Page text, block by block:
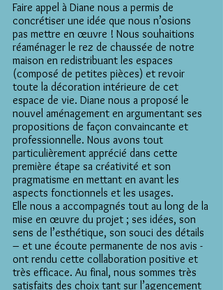
Faire appel à Diane nous a permis de
concrétiser une idée que nous n’osions
pas mettre en œuvre ! Nous souhaitions
réaménager le rez de chaussée de notre
maison en redistribuant les espaces
(composé de petites pièces) et revoir
toute la décoration intérieure de cet
espace de vie. Diane nous a proposé le
nouvel aménagement en argumentant ses
propositions de façon convaincante et
professionnelle. Nous avons tout
particulièrement apprécié dans cette
première étape sa créativité et son
pragmatisme en mettant en avant les
aspects fonctionnels et les usages.
Elle nous a accompagnés tout au long de la
mise en œuvre du projet ; ses idées, son
sens de l’esthétique, son souci des détails
– et une écoute permanente de nos avis -
ont rendu cette collaboration positive et
très efficace. Au final, nous sommes très
satisfaits des choix tant sur l’agencement